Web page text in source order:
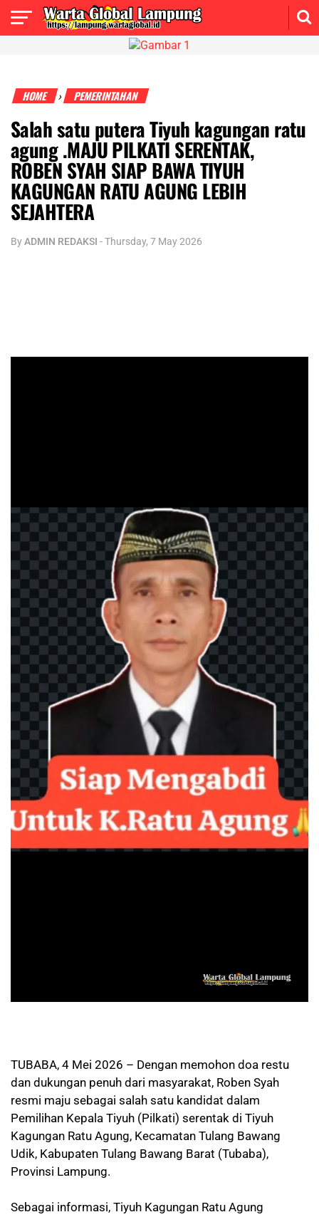
HOME › PEMERINTAHAN
Salah satu putera Tiyuh kagungan ratu
agung .MAJU PILKATI SERENTAK,
ROBEN SYAH SIAP BAWA TIYUH
KAGUNGAN RATU AGUNG LEBIH
SEJAHTERA
ByADMIN REDAKSI -Thursday, 7 May 2026
TUBABA, 4 Mei 2026 – Dengan memohon doa restu
dan dukungan penuh dari masyarakat, Roben Syah
resmi maju sebagai salah satu kandidat dalam
Pemilihan Kepala Tiyuh (Pilkati) serentak di Tiyuh
Kagungan Ratu Agung, Kecamatan Tulang Bawang
Udik, Kabupaten Tulang Bawang Barat (Tubaba),
Provinsi Lampung.
Sebagai informasi, Tiyuh Kagungan Ratu Agung